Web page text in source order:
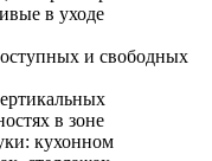
в уходе
и свободных
в зоне
кухонном